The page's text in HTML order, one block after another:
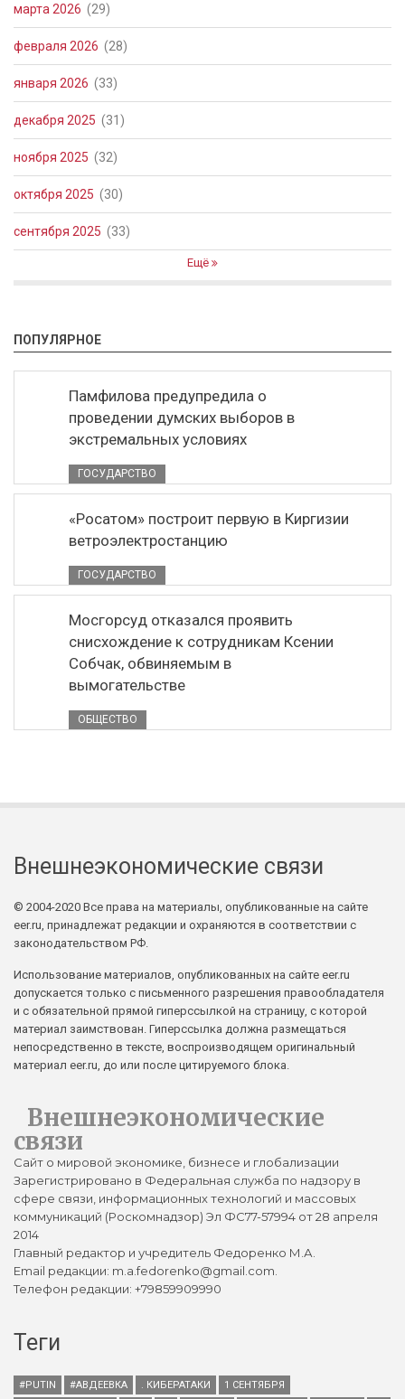
марта 2026 (29)
февраля 2026 (28)
января 2026 (33)
декабря 2025 (31)
ноября 2025 (32)
октября 2025 (30)
сентября 2025 (33)
Ещё
ПОПУЛЯРНОЕ
Памфилова предупредила о
проведении думских выборов в
экстремальных условиях
ГОСУДАРСТВО
«Росатом» построит первую в Киргизии
ветроэлектростанцию
ГОСУДАРСТВО
Мосгорсуд отказался проявить
снисхождение к сотрудникам Ксении
Собчак, обвиняемым в
вымогательстве
ОБЩЕСТВО
Внешнеэкономические связи
© 2004-2020 Все права на материалы, опубликованные на сайте
eer.ru, принадлежат редакции и охраняются в соответствии с
законодательством РФ.
Использование материалов, опубликованных на сайте eer.ru
допускается только с письменного разрешения правообладателя
и с обязательной прямой гиперссылкой на страницу, с которой
материал заимствован. Гиперссылка должна размещаться
непосредственно в тексте, воспроизводящем оригинальный
материал eer.ru, до или после цитируемого блока.
Внешнеэкономические
связи
Сайт о мировой экономике, бизнесе и глобализации
Зарегистрировано в Федеральная служба по надзору в
сфере связи, информационных технологий и массовых
коммуникаций (Роскомнадзор) Эл ФС77-57994 от 28 апреля
2014
Главный редактор и учредитель Федоренко М.А.
Email редакции: m.a.fedorenko@gmail.com.
Телефон редакции: +79859909990
Теги
#PUTIN #АВДЕЕВКА . КИБЕРАТАКИ
1 СЕНТЯБРЯ